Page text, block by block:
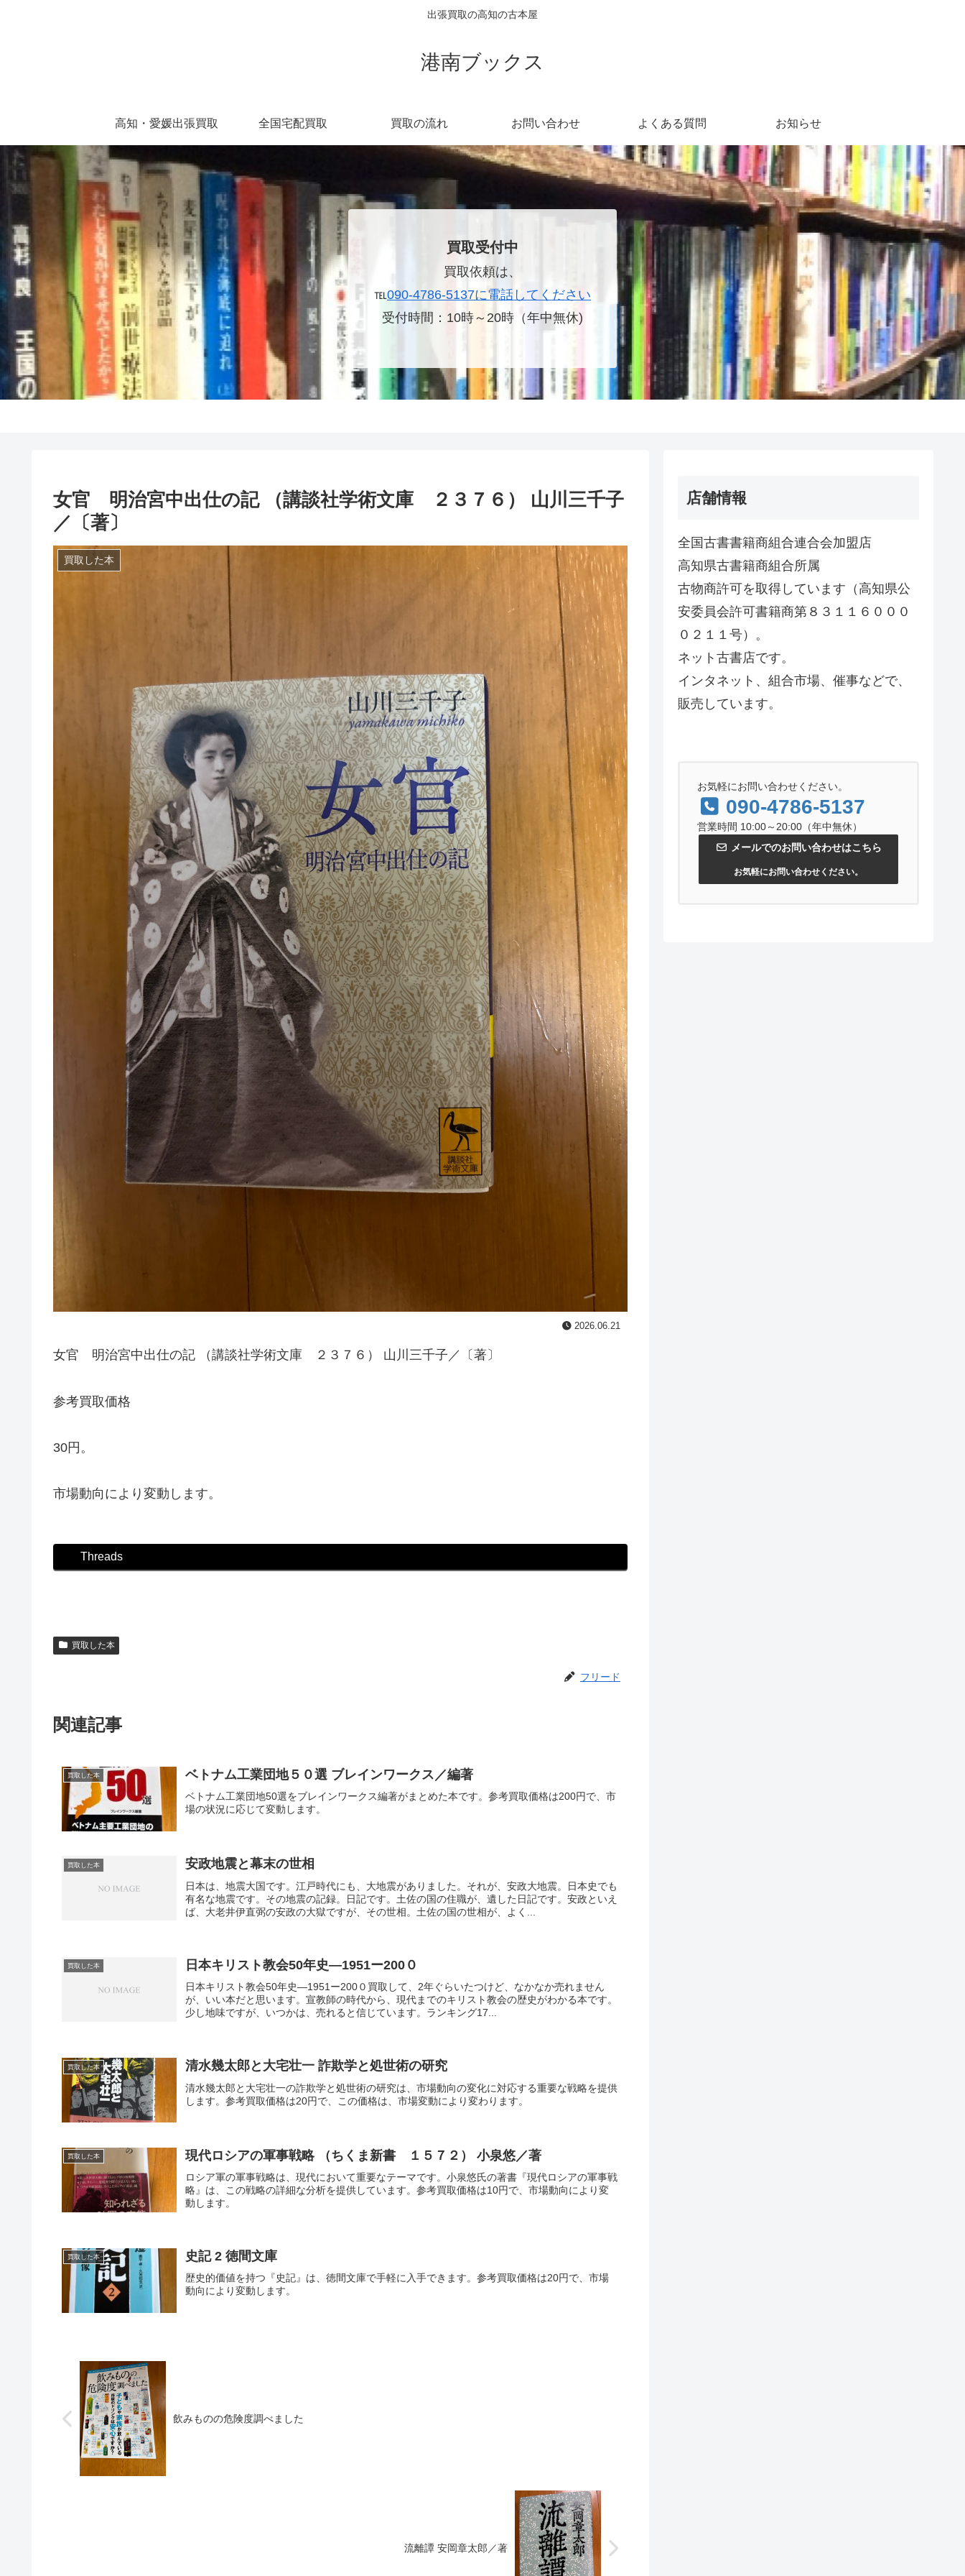
出張買取の高知の古本屋
港南ブックス
高知・愛媛出張買取 全国宅配買取 買取の流れ お問い合わせ よくある質問 お知らせ
買取受付中
買取依頼は、
℡090-4786-5137に電話してください
受付時間：10時～20時（年中無休)
女官 明治宮中出仕の記 （講談社学術文庫 ２３７６） 山川三千子
／〔著〕
買取した本
2026.06.21
女官 明治宮中出仕の記 （講談社学術文庫 ２３７６） 山川三千子／〔著〕
参考買取価格
30円。
市場動向により変動します。
Threads
買取した本
フリード
関連記事
買取した本 ベトナム工業団地５０選 ブレインワークス／編著
ベトナム工業団地50選をブレインワークス編著がまとめた本です。参考買取価格は200円で、市
場の状況に応じて変動します。
買取した本 安政地震と幕末の世相
日本は、地震大国です。江戸時代にも、大地震がありました。それが、安政大地震。日本史でも
有名な地震です。その地震の記録。日記です。土佐の国の住職が、遺した日記です。安政といえ
ば、大老井伊直弼の安政の大獄ですが、その世相。土佐の国の世相が、よく...
買取した本 日本キリスト教会50年史―1951ー200０
日本キリスト教会50年史―1951ー200０買取して、2年ぐらいたつけど、なかなか売れません
が、いい本だと思います。宣教師の時代から、現代までのキリスト教会の歴史がわかる本です。
少し地味ですが、いつかは、売れると信じています。ランキング17...
買取した本 清水幾太郎と大宅壮一 詐欺学と処世術の研究
清水幾太郎と大宅壮一の詐欺学と処世術の研究は、市場動向の変化に対応する重要な戦略を提供
します。参考買取価格は20円で、この価格は、市場変動により変わります。
買取した本 現代ロシアの軍事戦略 （ちくま新書 １５７２） 小泉悠／著
ロシア軍の軍事戦略は、現代において重要なテーマです。小泉悠氏の著書『現代ロシアの軍事戦
略』は、この戦略の詳細な分析を提供しています。参考買取価格は10円で、市場動向により変
動します。
買取した本 史記 2 徳間文庫
歴史的価値を持つ『史記』は、徳間文庫で手軽に入手できます。参考買取価格は20円で、市場
動向により変動します。
飲みものの危険度調べました
流離譚 安岡章太郎／著
店舗情報
全国古書書籍商組合連合会加盟店
高知県古書籍商組合所属
古物商許可を取得しています（高知県公
安委員会許可書籍商第８３１１６０００
０２１１号）。
ネット古書店です。
インタネット、組合市場、催事などで、
販売しています。
お気軽にお問い合わせください。
090-4786-5137
営業時間 10:00～20:00（年中無休）
メールでのお問い合わせはこちら
お気軽にお問い合わせください。